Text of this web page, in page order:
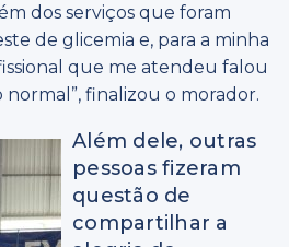
dos serviços que foram
de glicemia e, para a minha
que me atendeu falou
finalizou o morador.
Além dele, outras
pessoas fizeram
questão de
compartilhar a